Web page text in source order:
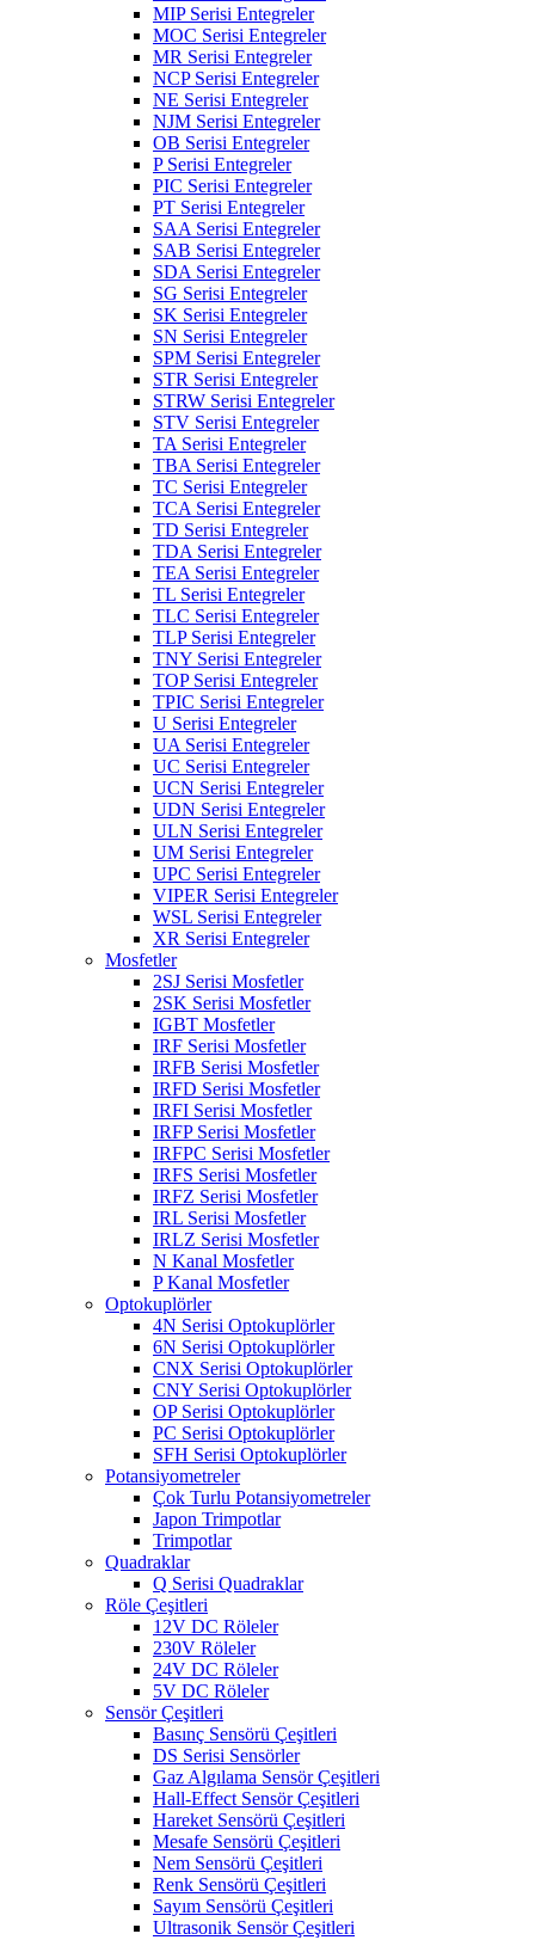
MIP Serisi Entegreler
MOC Serisi Entegreler
MR Serisi Entegreler
NCP Serisi Entegreler
NE Serisi Entegreler
NJM Serisi Entegreler
OB Serisi Entegreler
P Serisi Entegreler
PIC Serisi Entegreler
PT Serisi Entegreler
SAA Serisi Entegreler
SAB Serisi Entegreler
SDA Serisi Entegreler
SG Serisi Entegreler
SK Serisi Entegreler
SN Serisi Entegreler
SPM Serisi Entegreler
STR Serisi Entegreler
STRW Serisi Entegreler
STV Serisi Entegreler
TA Serisi Entegreler
TBA Serisi Entegreler
TC Serisi Entegreler
TCA Serisi Entegreler
TD Serisi Entegreler
TDA Serisi Entegreler
TEA Serisi Entegreler
TL Serisi Entegreler
TLC Serisi Entegreler
TLP Serisi Entegreler
TNY Serisi Entegreler
TOP Serisi Entegreler
TPIC Serisi Entegreler
U Serisi Entegreler
UA Serisi Entegreler
UC Serisi Entegreler
UCN Serisi Entegreler
UDN Serisi Entegreler
ULN Serisi Entegreler
UM Serisi Entegreler
UPC Serisi Entegreler
VIPER Serisi Entegreler
WSL Serisi Entegreler
XR Serisi Entegreler
Mosfetler
2SJ Serisi Mosfetler
2SK Serisi Mosfetler
IGBT Mosfetler
IRF Serisi Mosfetler
IRFB Serisi Mosfetler
IRFD Serisi Mosfetler
IRFI Serisi Mosfetler
IRFP Serisi Mosfetler
IRFPC Serisi Mosfetler
IRFS Serisi Mosfetler
IRFZ Serisi Mosfetler
IRL Serisi Mosfetler
IRLZ Serisi Mosfetler
N Kanal Mosfetler
P Kanal Mosfetler
Optokuplörler
4N Serisi Optokuplörler
6N Serisi Optokuplörler
CNX Serisi Optokuplörler
CNY Serisi Optokuplörler
OP Serisi Optokuplörler
PC Serisi Optokuplörler
SFH Serisi Optokuplörler
Potansiyometreler
Çok Turlu Potansiyometreler
Japon Trimpotlar
Trimpotlar
Quadraklar
Q Serisi Quadraklar
Röle Çeşitleri
12V DC Röleler
230V Röleler
24V DC Röleler
5V DC Röleler
Sensör Çeşitleri
Basınç Sensörü Çeşitleri
DS Serisi Sensörler
Gaz Algılama Sensör Çeşitleri
Hall-Effect Sensör Çeşitleri
Hareket Sensörü Çeşitleri
Mesafe Sensörü Çeşitleri
Nem Sensörü Çeşitleri
Renk Sensörü Çeşitleri
Sayım Sensörü Çeşitleri
Ultrasonik Sensör Çeşitleri